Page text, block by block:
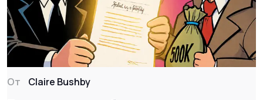
От Claire Bushby